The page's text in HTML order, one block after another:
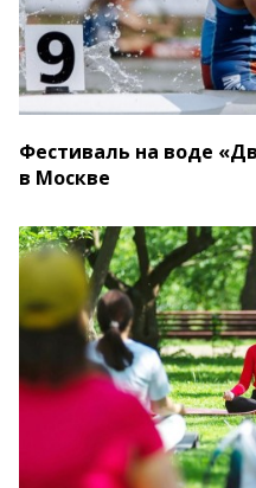
Фестиваль на воде
в Москве